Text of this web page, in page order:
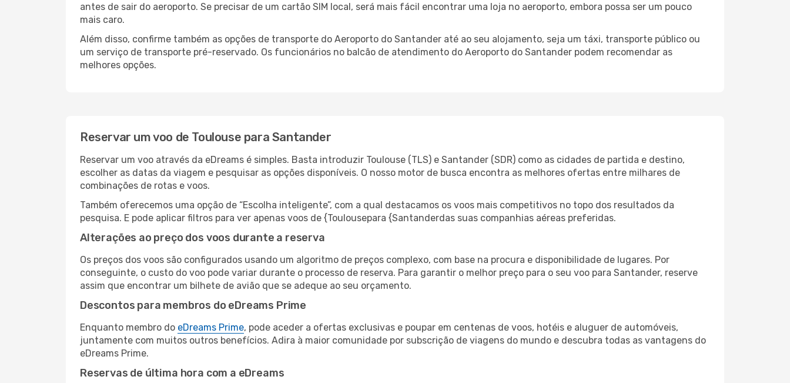
antes de sair do aeroporto. Se precisar de um cartão SIM local, será mais fácil encontrar uma loja no aeroporto, embora possa ser um pouco
mais caro.
Além disso, confirme também as opções de transporte do Aeroporto do Santander até ao seu alojamento, seja um táxi, transporte público ou
um serviço de transporte pré-reservado. Os funcionários no balcão de atendimento do Aeroporto do Santander podem recomendar as
melhores opções.
Reservar um voo de Toulouse para Santander
Reservar um voo através da eDreams é simples. Basta introduzir Toulouse (TLS) e Santander (SDR) como as cidades de partida e destino,
escolher as datas da viagem e pesquisar as opções disponíveis. O nosso motor de busca encontra as melhores ofertas entre milhares de
combinações de rotas e voos.
Também oferecemos uma opção de “Escolha inteligente”, com a qual destacamos os voos mais competitivos no topo dos resultados da
pesquisa. E pode aplicar filtros para ver apenas voos de {Toulousepara {Santanderdas suas companhias aéreas preferidas.
Alterações ao preço dos voos durante a reserva
Os preços dos voos são configurados usando um algoritmo de preços complexo, com base na procura e disponibilidade de lugares. Por
conseguinte, o custo do voo pode variar durante o processo de reserva. Para garantir o melhor preço para o seu voo para Santander, reserve
assim que encontrar um bilhete de avião que se adeque ao seu orçamento.
Descontos para membros do eDreams Prime
Enquanto membro do eDreams Prime, pode aceder a ofertas exclusivas e poupar em centenas de voos, hotéis e aluguer de automóveis,
juntamente com muitos outros benefícios. Adira à maior comunidade por subscrição de viagens do mundo e descubra todas as vantagens do
eDreams Prime.
Reservas de última hora com a eDreams